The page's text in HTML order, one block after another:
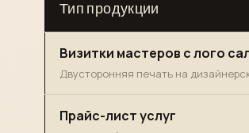
Тип продукции
Визитки мастеров с лого
Двусторонняя печать на
Прайс-лист услуг